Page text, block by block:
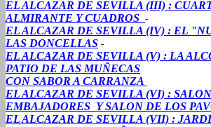
EL ALCAZAR DE SEVILLA (III) :
ALMIRANTE Y CUADROS -
EL ALCAZAR DE SEVILLA (IV) : EL
LAS DONCELLAS -
EL ALCAZAR DE SEVILLA (V) : LA
PATIO DE LAS MUÑECAS
CON SABOR A CARRANZA
EL ALCAZAR DE SEVILLA (VI) :
EMBAJADORES Y SALON DE LOS
EL ALCAZAR DE SEVILLA (VII) :